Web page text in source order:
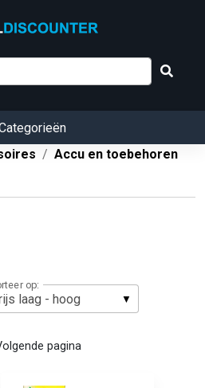
Accu en toebehoren
op:
pagina